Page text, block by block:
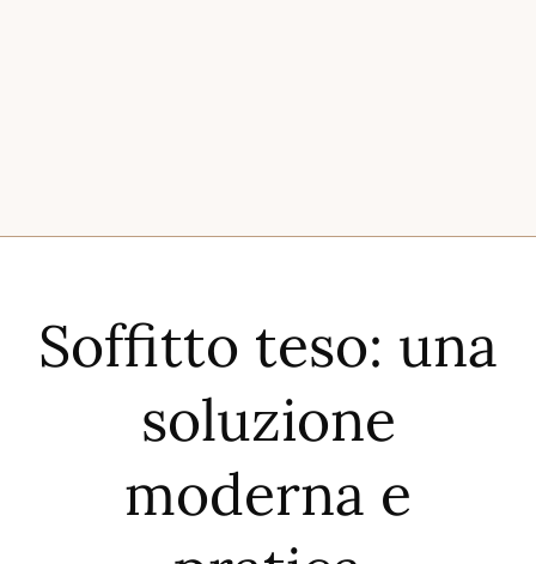
Soffitto teso: una
soluzione
moderna e